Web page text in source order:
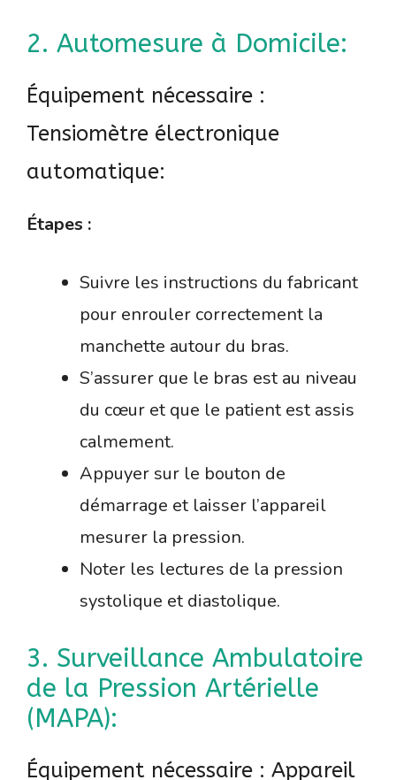
2. Automesure à Domicile:
Équipement nécessaire :
Tensiomètre électronique
automatique:
Étapes :
Suivre les instructions du fabricant
pour enrouler correctement la
manchette autour du bras.
S’assurer que le bras est au niveau
du cœur et que le patient est assis
calmement.
Appuyer sur le bouton de
démarrage et laisser l’appareil
mesurer la pression.
Noter les lectures de la pression
systolique et diastolique.
3. Surveillance Ambulatoire
de la Pression Artérielle
(MAPA):
Équipement nécessaire : Appareil